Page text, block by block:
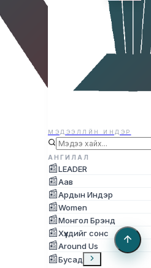
МЭДЭЭЛЛЙН ИНДЭР
АНГИЛАЛ
📰LEADER
📰Аав
📰Ардын Индэр
📰Women
📰Монгол Брэнд
📰Хүүхдийг сонс
📰Around Us
📰Бусад